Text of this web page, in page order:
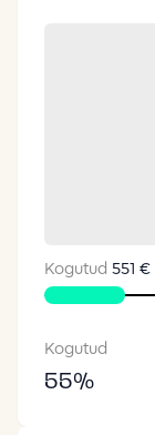
Kogutud 551 €
Kogutud
55%